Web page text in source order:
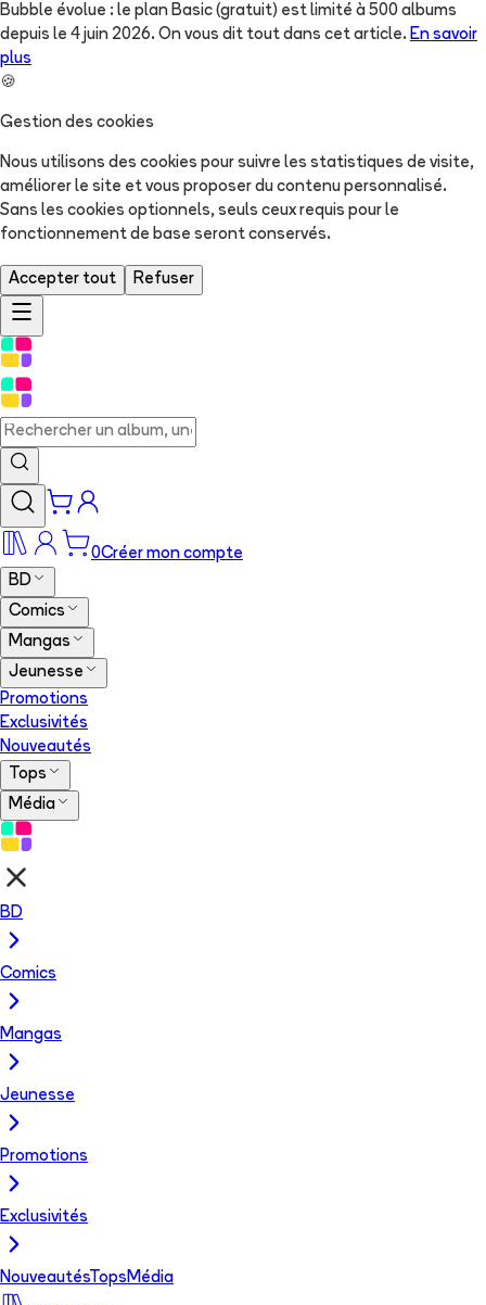
Bubble évolue : le plan Basic (gratuit) est limité à 500 albums
depuis le 4 juin 2026. On vous dit tout dans cet article. En savoir
plus
🍪
Gestion des cookies
Nous utilisons des cookies pour suivre les statistiques de visite,
améliorer le site et vous proposer du contenu personnalisé.
Sans les cookies optionnels, seuls ceux requis pour le
fonctionnement de base seront conservés.
Accepter tout Refuser
0Créer mon compte
BD
Comics
Mangas
Jeunesse
Promotions
Exclusivités
Nouveautés
Tops
Média
BD
Comics
Mangas
Jeunesse
Promotions
Exclusivités
NouveautésTops Média